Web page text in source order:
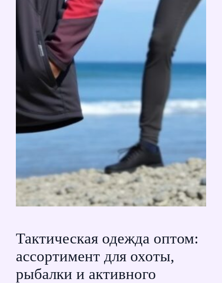
Тактическая одежда оптом:
ассортимент для охоты,
рыбалки и активного